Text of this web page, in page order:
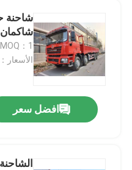
شاكمان F3000 شاحنة يورو V
MOQ：1
الأسعار：negotiable
افضل سعر